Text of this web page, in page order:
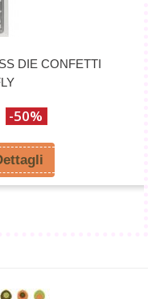
DIE CONFETTI
-50%